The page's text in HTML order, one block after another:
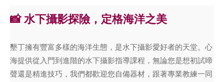
📸 水下攝影探險，定格海洋之美
墾丁擁有豐富多樣的海洋生態，是水下攝影愛好者的天堂。心
海提供從入門到進階的水下攝影指導課程，無論您是想初試啼
聲還是精進技巧，我們都歡迎您自備器材，跟著專業教練一同